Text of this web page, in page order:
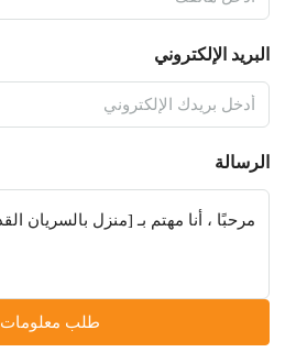
البريد الإلكتروني
الرسالة
طلب معلومات